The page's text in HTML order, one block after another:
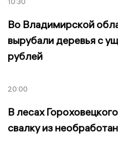
Во Владимирской
вырубали деревья с
рублей
20:00
В лесах
свалку из